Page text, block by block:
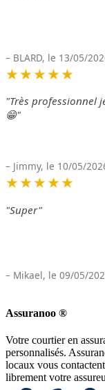
– BLARD, le 13/05/
★★★★★
"Très professionnel
😁"
– Jimmy, le 10/05/
★★★★★
"Super"
– Mikael, le 09/05/
Assuranoo ®
Votre courtier en
personnalisés.
locaux vous
librement votre